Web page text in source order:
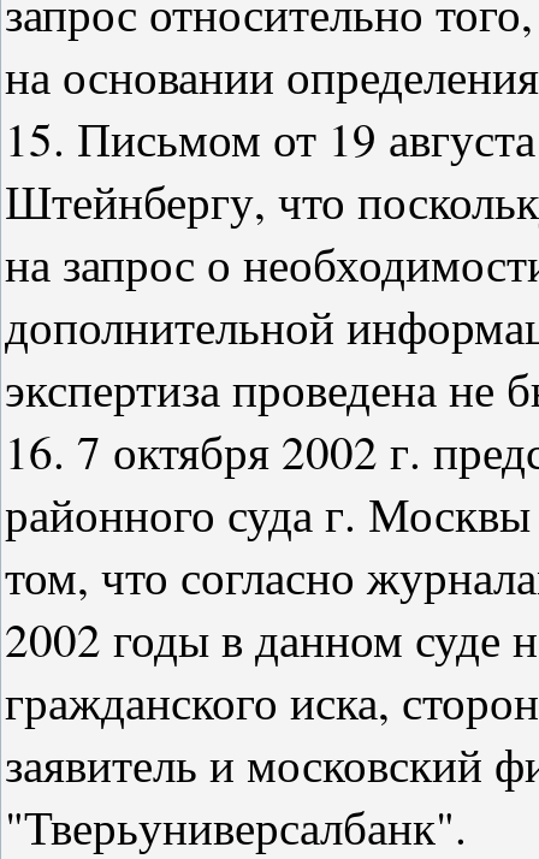
запрос относительно
на основании
15. Письмом от 19
Штейнбергу, что
на запрос о
дополнительной
экспертиза проведена не
16. 7 октября 2002 г.
районного суда г.
том, что согласно
2002 годы в данном суде
гражданского иска,
заявитель и московский
"Тверьуниверсалбанк".